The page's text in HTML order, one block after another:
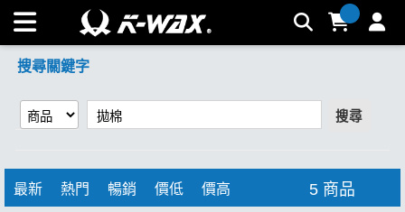
【拋棉】搜尋結果 | K-WAX台灣汽車美容材料
搜尋關鍵字
搜尋
最新 熱門 暢銷 價低 價高 5 商品